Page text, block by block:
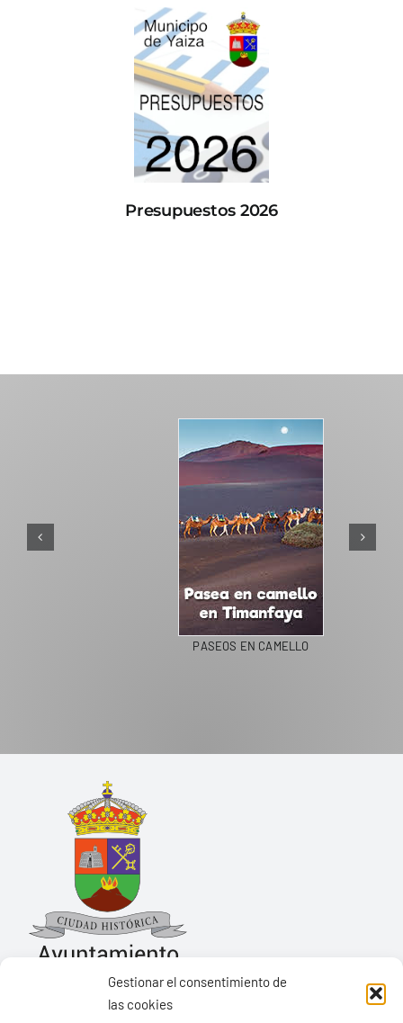
Gestionar el consentimiento de
las cookies
Presupuestos 2026
PASEOS EN CAMELLO